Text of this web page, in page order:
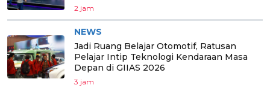
2 jam
NEWS
Jadi Ruang Belajar Otomotif, Ratusan
Pelajar Intip Teknologi Kendaraan Masa
Depan di GIIAS 2026
3 jam